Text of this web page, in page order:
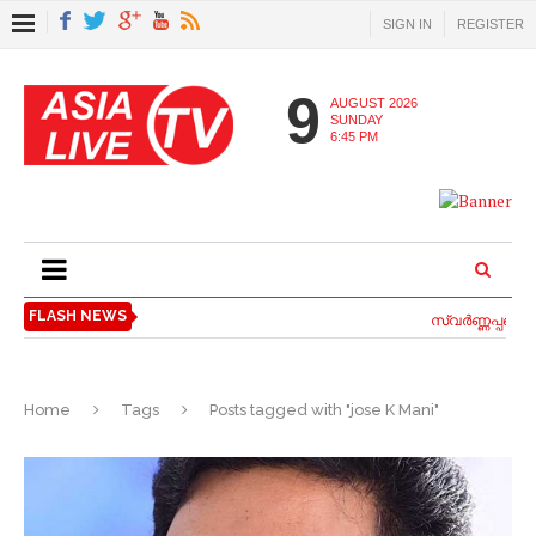
SIGN IN REGISTER
9
AUGUST 2026
SUNDAY
6:45 PM
FLASH NEWS സ്വര്‍ണ്ണപ്പണയ
Home Tags Posts tagged with "jose K Mani"